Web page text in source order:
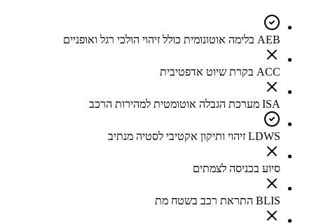
AEB בלימה אוטונומית כולל זיהוי הולכי רגל ואופניים
ACC בקרת שיוט אדפטיבית
ISA מערכת הגבלה אוטומטית למהירות הרכב
LDWS זיהוי ותיקון אקטיבי לסטיה מנתיב
סיוע בכניסה לצמתים
BLIS התראת רכב בשטח מת